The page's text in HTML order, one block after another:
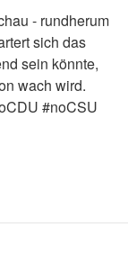
- rundherum
sich das
sein könnte,
wach wird.
#noCSU